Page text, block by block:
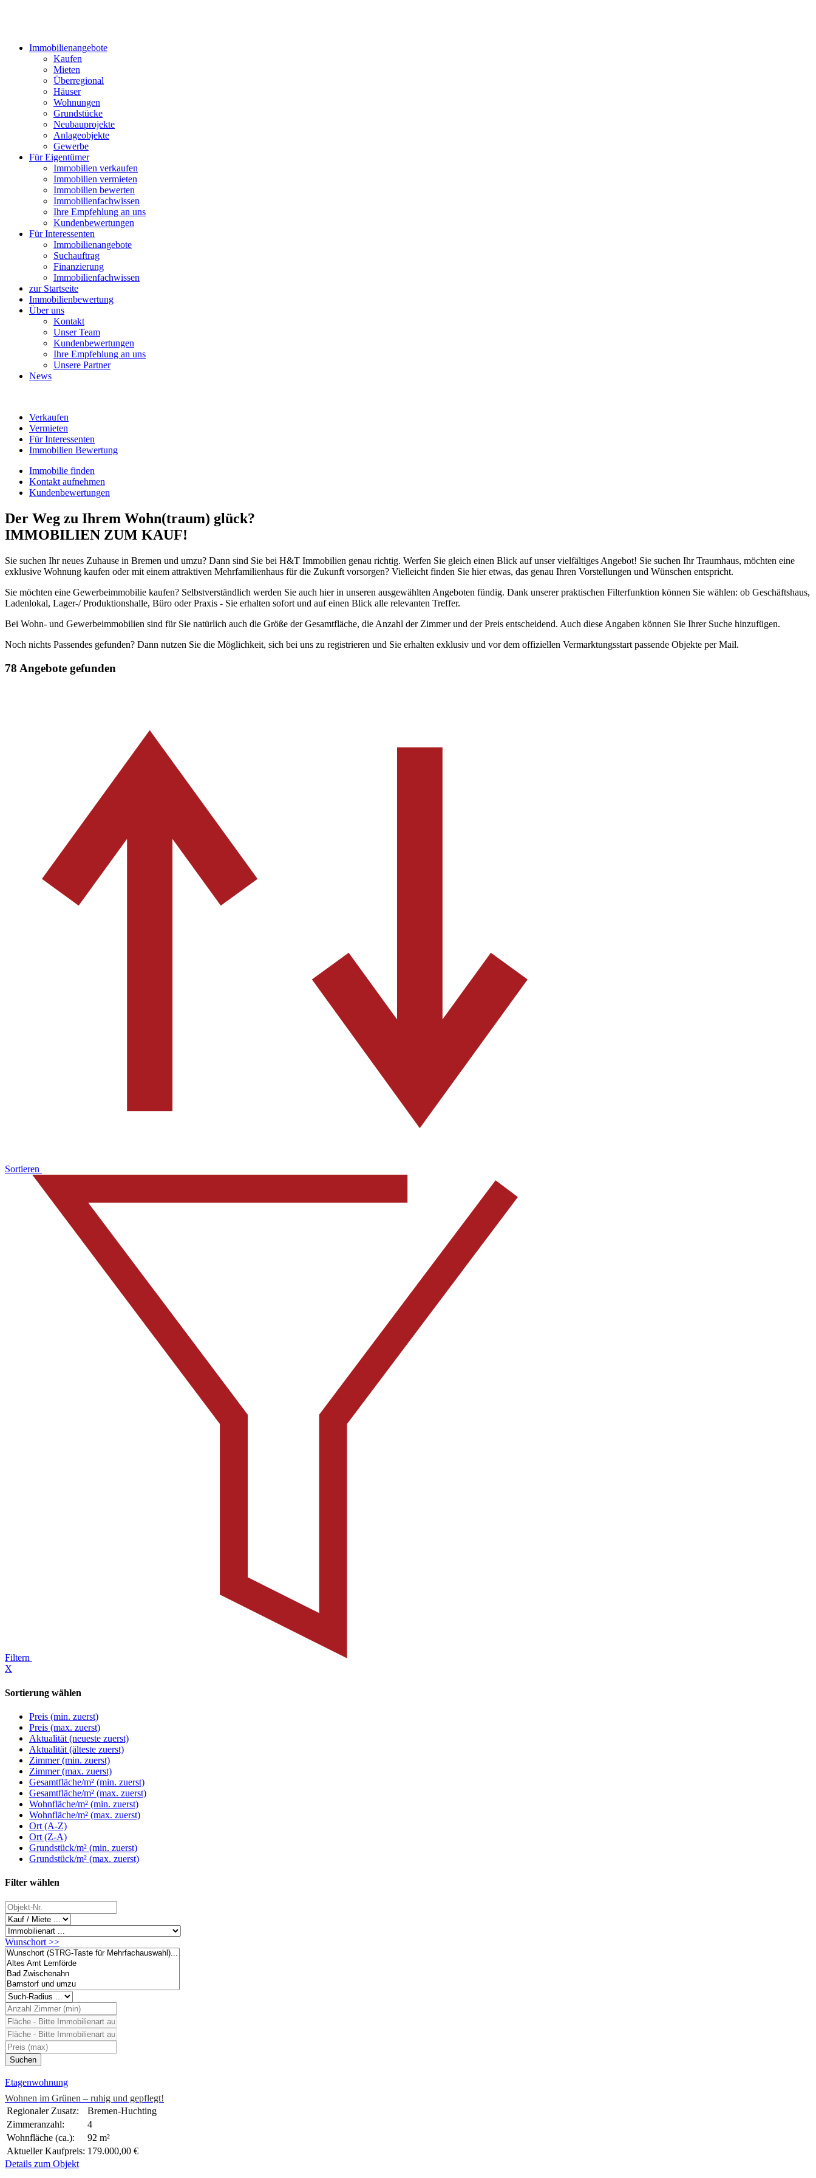
Immobilienangebote
Kaufen
Mieten
Überregional
Häuser
Wohnungen
Grundstücke
Neubauprojekte
Anlageobjekte
Gewerbe
Für Eigentümer
Immobilien verkaufen
Immobilien vermieten
Immobilien bewerten
Immobilienfachwissen
Ihre Empfehlung an uns
Kundenbewertungen
Für Interessenten
Immobilienangebote
Suchauftrag
Finanzierung
Immobilienfachwissen
zur Startseite
Immobilienbewertung
Über uns
Kontakt
Unser Team
Kundenbewertungen
Ihre Empfehlung an uns
Unsere Partner
News
Verkaufen
Vermieten
Für Interessenten
Immobilien Bewertung
Immobilie finden
Kontakt aufnehmen
Kundenbewertungen
Der Weg zu Ihrem Wohn(traum) glück?
IMMOBILIEN ZUM KAUF!
Sie suchen Ihr neues Zuhause in Bremen und umzu? Dann sind Sie bei H&T Immobilien genau richtig. Werfen Sie gleich einen Blick auf unser vielfältiges Angebot! Sie suchen Ihr Traumhaus, möchten eine
exklusive Wohnung kaufen oder mit einem attraktiven Mehrfamilienhaus für die Zukunft vorsorgen? Vielleicht finden Sie hier etwas, das genau Ihren Vorstellungen und Wünschen entspricht.
Sie möchten eine Gewerbeimmobilie kaufen? Selbstverständlich werden Sie auch hier in unseren ausgewählten Angeboten fündig. Dank unserer praktischen Filterfunktion können Sie wählen: ob Geschäftshaus,
Ladenlokal, Lager-/ Produktionshalle, Büro oder Praxis - Sie erhalten sofort und auf einen Blick alle relevanten Treffer.
Bei Wohn- und Gewerbeimmobilien sind für Sie natürlich auch die Größe der Gesamtfläche, die Anzahl der Zimmer und der Preis entscheidend. Auch diese Angaben können Sie Ihrer Suche hinzufügen.
Noch nichts Passendes gefunden? Dann nutzen Sie die Möglichkeit, sich bei uns zu registrieren und Sie erhalten exklusiv und vor dem offiziellen Vermarktungsstart passende Objekte per Mail.
78 Angebote gefunden
Sortieren
Filtern
X
Sortierung wählen
Preis (min. zuerst)
Preis (max. zuerst)
Aktualität (neueste zuerst)
Aktualität (älteste zuerst)
Zimmer (min. zuerst)
Zimmer (max. zuerst)
Gesamtfläche/m² (min. zuerst)
Gesamtfläche/m² (max. zuerst)
Wohnfläche/m² (min. zuerst)
Wohnfläche/m² (max. zuerst)
Ort (A-Z)
Ort (Z-A)
Grundstück/m² (min. zuerst)
Grundstück/m² (max. zuerst)
Filter wählen
Wunschort >>
Etagenwohnung
Wohnen im Grünen – ruhig und gepflegt!
Regionaler Zusatz:
Bremen-Huchting
Zimmeranzahl:
4
Wohnfläche (ca.):
92 m²
Aktueller Kaufpreis: 179.000,00 €
Details zum Objekt